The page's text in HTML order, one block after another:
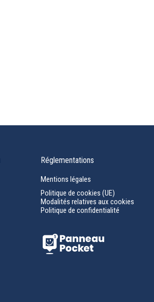
Réglementations
Mentions légales
Politique de cookies (UE)
Modalités relatives aux cookies
Politique de confidentialité